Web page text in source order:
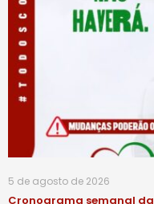
5 de agosto de 2026
Cronograma semanal